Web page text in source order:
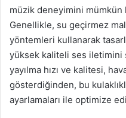
müzik deneyimini mümkün
Genellikle, su geçirmez
yöntemleri kullanarak
yüksek kaliteli ses iletimini
yayılma hızı ve kalitesi,
gösterdiğinden, bu
ayarlamaları ile optimize